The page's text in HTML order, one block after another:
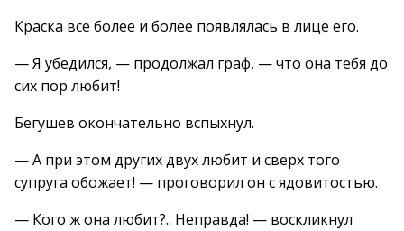
Краска все более и более появлялась в лице его.
— Я убедился, — продолжал граф, — что она тебя до
сих пор любит!
Бегушев окончательно вспыхнул.
— А при этом других двух любит и сверх того
супруга обожает! — проговорил он с ядовитостью.
— Кого ж она любит?.. Неправда! — воскликнул